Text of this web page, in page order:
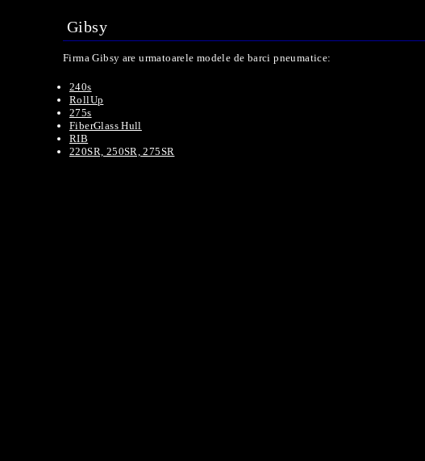
Gibsy
Firma Gibsy are urmatoarele modele de barci pneumatice:
240s
RollUp
275s
FiberGlass Hull
RIB
220SR, 250SR, 275SR